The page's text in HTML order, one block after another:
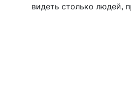
видеть столько людей,